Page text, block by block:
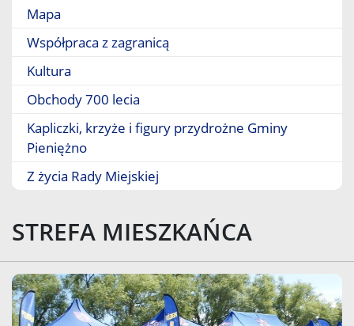
Mapa
Współpraca z zagranicą
Kultura
Obchody 700 lecia
Kapliczki, krzyże i figury przydrożne Gminy
Pieniężno
Z życia Rady Miejskiej
STREFA MIESZKAŃCA